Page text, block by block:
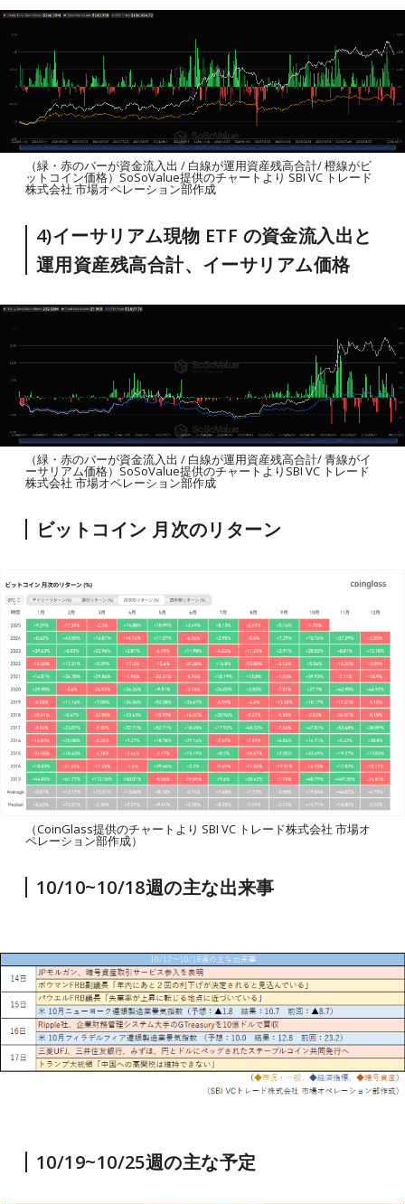
（緑・赤のバーが資金流入出 / 白線が運用資産残高合計/ 橙線がビ
ットコイン価格）SoSoValue提供のチャートより SBI VC トレード
株式会社 市場オペレーション部作成
4)イーサリアム現物 ETF の資金流入出と
運用資産残高合計、イーサリアム価格
（緑・赤のバーが資金流入出 / 白線が運用資産残高合計/ 青線がイ
ーサリアム価格）SoSoValue提供のチャートよりSBI VC トレード
株式会社 市場オペレーション部作成
ビットコイン 月次のリターン
（CoinGlass提供のチャートより SBI VC トレード株式会社 市場オ
ペレーション部作成）
10/10~10/18週の主な出来事
10/19~10/25週の主な予定